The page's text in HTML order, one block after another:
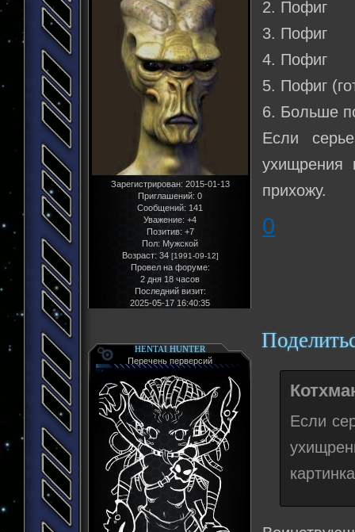
Зарегистрирован: 2015-01-13
Приглашений: 0
Сообщений: 141
Уважение: +4
Позитив: +7
Пол: Мужской
Возраст: 34 [1991-09-12]
Провел на форуме:
2 дня 18 часов
Последний визит:
2025-05-17 16:40:35
2. Пофиг
3. Пофиг
4. Пофиг
5. Пофиг
6. Больше
Если
ухищрения
прихожу.
0
HENTAI HUNTER
Перечень перверсий
Если